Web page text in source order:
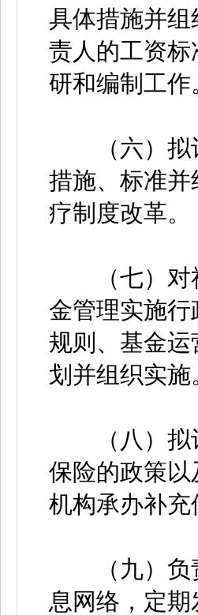
具体措施并
责人的工资
研和编制工作
（六）拟订
措施、标准
疗制度改革。
（七）对社
金管理实施
规则、基金
划并组织实施
（八）拟订
保险的政策
机构承办补
（九）负责
息网络，定